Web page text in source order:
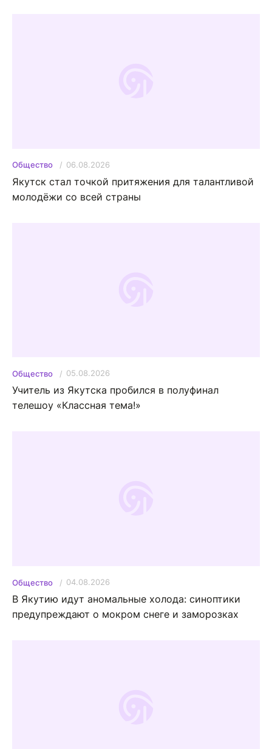
Общество 06.08.2026
Якутск стал точкой притяжения для талантливой
молодёжи со всей страны
Общество 05.08.2026
Учитель из Якутска пробился в полуфинал
телешоу «Классная тема!»
Общество 04.08.2026
В Якутию идут аномальные холода: синоптики
предупреждают о мокром снеге и заморозках